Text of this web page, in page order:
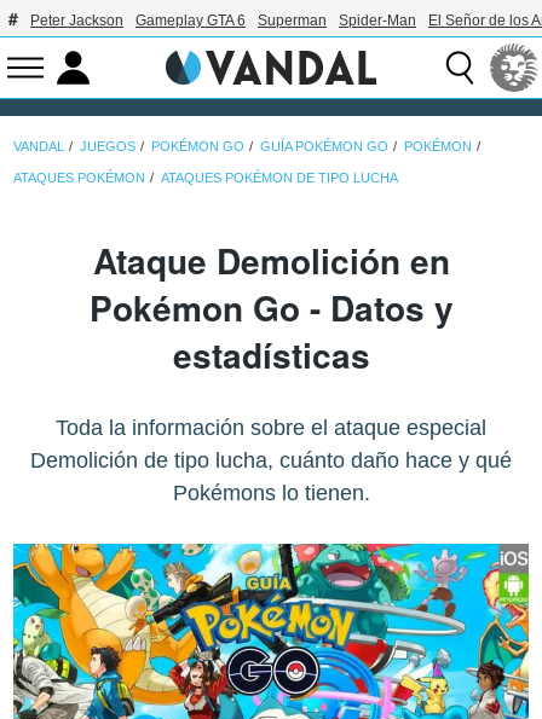
Peter Jackson Gameplay GTA 6 Superman Spider-Man El Señor de los
VANDAL JUEGOS POKÉMON GO GUÍA POKÉMON GO POKÉMON
ATAQUES POKÉMON ATAQUES POKÉMON DE TIPO LUCHA
Ataque Demolición en
Pokémon Go - Datos y
estadísticas
Toda la información sobre el ataque especial
Demolición de tipo lucha, cuánto daño hace y qué
Pokémons lo tienen.